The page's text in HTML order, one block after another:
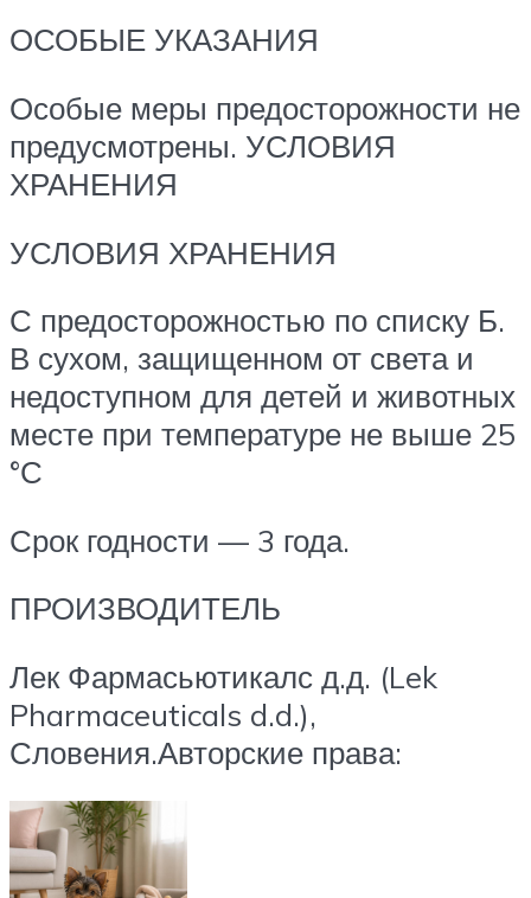
ОСОБЫЕ УКАЗАНИЯ
Особые меры предосторожности не
предусмотрены. УСЛОВИЯ
ХРАНЕНИЯ
УСЛОВИЯ ХРАНЕНИЯ
С предосторожностью по списку Б.
В сухом, защищенном от света и
недоступном для детей и животных
месте при температуре не выше 25
°С
Срок годности — 3 года.
ПРОИЗВОДИТЕЛЬ
Лек Фармасьютикалс д.д. (Lek
Pharmaceuticals d.d.),
Словения.Авторские права: